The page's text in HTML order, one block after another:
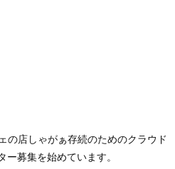
の店しゃがぁ存続のためのクラウド
募集を始めています。